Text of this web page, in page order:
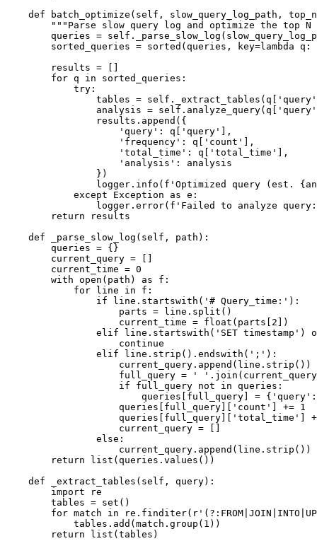
def batch_optimize(self, slow_query_log_path,
"""Parse slow query log and optimize the top N
queries =
sorted_queries = sorted(queries, key=lambda
        results = []
        for q in sorted_queries:
            try:
tables =
analysis =
                results.append({
                    'query': q['query'],
                    'frequency': q['count'],
                    'total_time': q['total_time'],
                    'analysis': analysis
                })
logger.info(f'Optimized query (est.
            except Exception as e:
logger.error(f'Failed to analyze
        return results
    def _parse_slow_log(self, path):
        queries = {}
        current_query = []
        current_time = 0
        with open(path) as f:
            for line in f:
                if line.startswith('# Query_time:'):
                    parts = line.split()
                    current_time = float(parts[2])
elif line.startswith('SET timestamp')
                    continue
                elif line.strip().endswith(';'):
                    current_query.append(line.strip())
full_query = '
                    if full_query not in queries:
queries[full_query] =
                    queries[full_query]['count'] += 1
queries[full_query]['total_time']
                    current_query = []
                else:
                    current_query.append(line.strip())
        return list(queries.values())
    def _extract_tables(self, query):
        import re
        tables = set()
for match in
            tables.add(match.group(1))
        return list(tables)